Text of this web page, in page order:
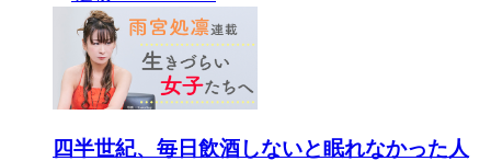
四半世紀、毎日飲酒しないと眠れなかった人